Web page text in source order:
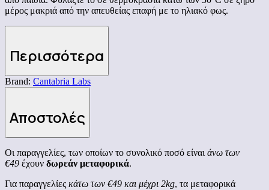
μέρος μακριά από την απευθείας επαφή με το ηλιακό φως.
Περισσότερα
Brand: Cantabria Labs
Αποστολές
Οι παραγγελίες, των οποίων το συνολικό ποσό είναι άνω των
€49 έχουν δωρεάν μεταφορικά.
Για παραγγελίες κάτω των €49 και μέχρι 2kg, τα μεταφορικά